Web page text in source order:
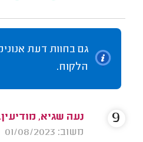
גם בחוות דעת
הלקוח.
נעה שגיא, מודיעין.
משוב: 01/08/2023
9